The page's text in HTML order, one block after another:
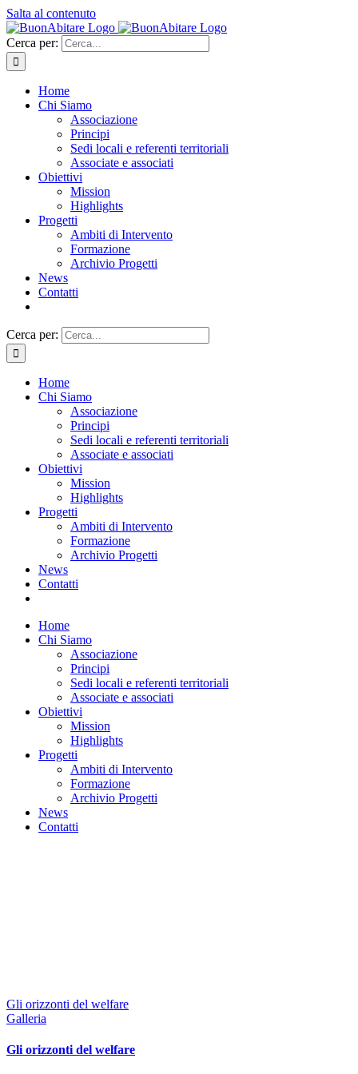
Salta al contenuto
Cerca per:
Home
Chi Siamo
Associazione
Principi
Sedi locali e referenti territoriali
Associate e associati
Obiettivi
Mission
Highlights
Progetti
Ambiti di Intervento
Formazione
Archivio Progetti
News
Contatti
Cerca per:
Home
Chi Siamo
Associazione
Principi
Sedi locali e referenti territoriali
Associate e associati
Obiettivi
Mission
Highlights
Progetti
Ambiti di Intervento
Formazione
Archivio Progetti
News
Contatti
Home
Chi Siamo
Associazione
Principi
Sedi locali e referenti territoriali
Associate e associati
Obiettivi
Mission
Highlights
Progetti
Ambiti di Intervento
Formazione
Archivio Progetti
News
Contatti
Gli orizzonti del welfare
Galleria
Gli orizzonti del welfare